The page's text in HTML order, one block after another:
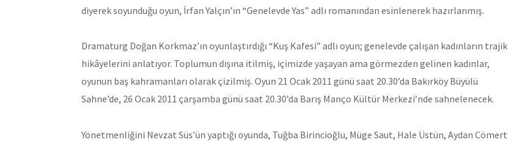
diyerek soyunduğu oyun, İrfan Yalçın’ın “Genelevde Yas” adlı romanından esinlenerek hazırlanmış.
Dramaturg Doğan Korkmaz’ın oyunlaştırdığı “Kuş Kafesi” adlı oyun; genelevde çalışan kadınların trajik
hikâyelerini anlatıyor. Toplumun dışına itilmiş, içimizde yaşayan ama görmezden gelinen kadınlar,
oyunun baş kahramanları olarak çizilmiş. Oyun 21 Ocak 2011 günü saat 20.30’da Bakırköy Büyülü
Sahne’de, 26 Ocak 2011 çarşamba günü saat 20.30’da Barış Manço Kültür Merkezi’nde sahnelenecek.
Yönetmenliğini Nevzat Süs’ün yaptığı oyunda, Tuğba Birincioğlu, Müge Saut, Hale Üstün, Aydan Cömert